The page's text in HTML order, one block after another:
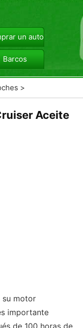
un automóvil
Barcos
>
Aceite
su motor
importante
de 100 horas de